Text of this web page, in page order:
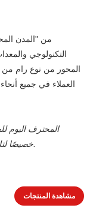
من "المدن
التكنولوجي
المحور من نوع رام من
العملاء في جميع
خصيصًا لتلبية احتياجاتك الخاصة وفرصة للتجربة في الموقع.
مشاهدة المنتجات